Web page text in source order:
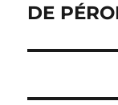
post:
DE